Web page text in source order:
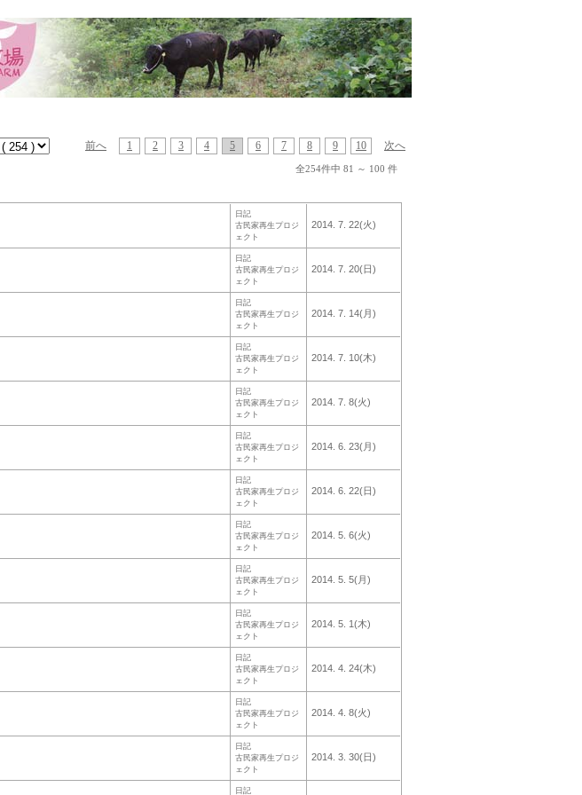
前へ 1 2 3 4 5 6 7 8 9 10 次へ
全254件中 81 ～ 100 件
日記
古民家再生プロジ
ェクト
2014. 7. 22(火)
日記
古民家再生プロジ
ェクト
2014. 7. 20(日)
日記
古民家再生プロジ
ェクト
2014. 7. 14(月)
日記
古民家再生プロジ
ェクト
2014. 7. 10(木)
日記
古民家再生プロジ
ェクト
2014. 7. 8(火)
日記
古民家再生プロジ
ェクト
2014. 6. 23(月)
日記
古民家再生プロジ
ェクト
2014. 6. 22(日)
日記
古民家再生プロジ
ェクト
2014. 5. 6(火)
日記
古民家再生プロジ
ェクト
2014. 5. 5(月)
日記
古民家再生プロジ
ェクト
2014. 5. 1(木)
日記
古民家再生プロジ
ェクト
2014. 4. 24(木)
日記
古民家再生プロジ
ェクト
2014. 4. 8(火)
日記
古民家再生プロジ
ェクト
2014. 3. 30(日)
日記